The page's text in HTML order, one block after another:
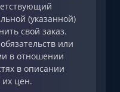
(указанной)
свой заказ.
или
в отношении
в описании
цен.